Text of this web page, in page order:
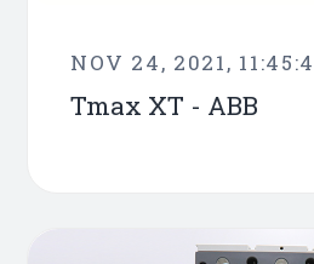
NOV 24, 2021,
Tmax XT - ABB